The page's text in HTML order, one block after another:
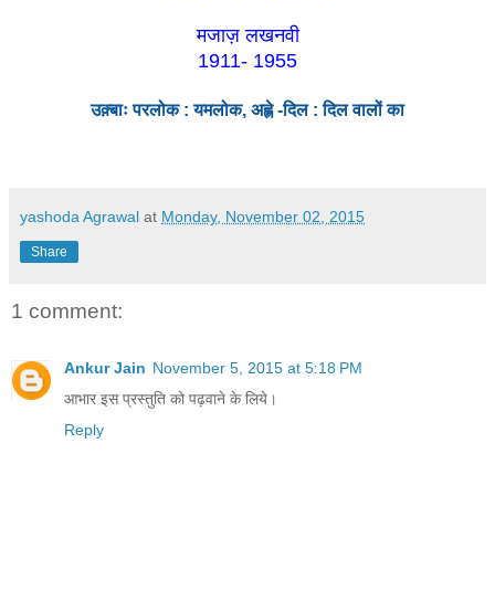
मजाज़ लखनवी
1911- 1955
उक़्बाः परलोक : यमलोक, अह्ले -दिल : दिल वालों का
yashoda Agrawal at Monday, November 02, 2015
Share
1 comment:
Ankur Jain November 5, 2015 at 5:18 PM
आभार इस प्रस्तुति को पढ़वाने के लिये।
Reply